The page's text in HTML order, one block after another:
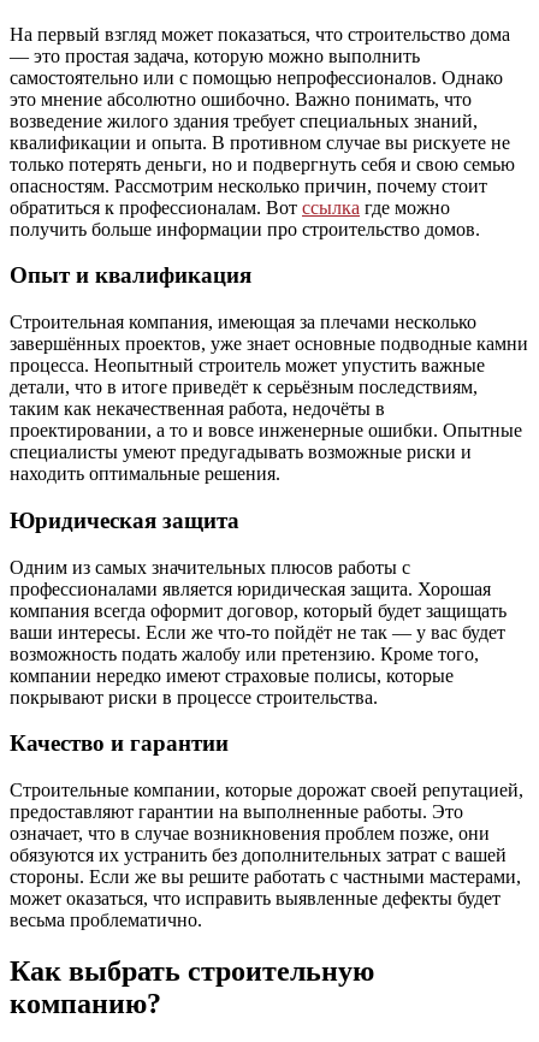
На первый взгляд может показаться, что строительство дома
— это простая задача, которую можно выполнить
самостоятельно или с помощью непрофессионалов. Однако
это мнение абсолютно ошибочно. Важно понимать, что
возведение жилого здания требует специальных знаний,
квалификации и опыта. В противном случае вы рискуете не
только потерять деньги, но и подвергнуть себя и свою семью
опасностям. Рассмотрим несколько причин, почему стоит
обратиться к профессионалам. Вот ссылка где можно
получить больше информации про строительство домов.
Опыт и квалификация
Строительная компания, имеющая за плечами несколько
завершённых проектов, уже знает основные подводные камни
процесса. Неопытный строитель может упустить важные
детали, что в итоге приведёт к серьёзным последствиям,
таким как некачественная работа, недочёты в
проектировании, а то и вовсе инженерные ошибки. Опытные
специалисты умеют предугадывать возможные риски и
находить оптимальные решения.
Юридическая защита
Одним из самых значительных плюсов работы с
профессионалами является юридическая защита. Хорошая
компания всегда оформит договор, который будет защищать
ваши интересы. Если же что-то пойдёт не так — у вас будет
возможность подать жалобу или претензию. Кроме того,
компании нередко имеют страховые полисы, которые
покрывают риски в процессе строительства.
Качество и гарантии
Строительные компании, которые дорожат своей репутацией,
предоставляют гарантии на выполненные работы. Это
означает, что в случае возникновения проблем позже, они
обязуются их устранить без дополнительных затрат с вашей
стороны. Если же вы решите работать с частными мастерами,
может оказаться, что исправить выявленные дефекты будет
весьма проблематично.
Как выбрать строительную
компанию?